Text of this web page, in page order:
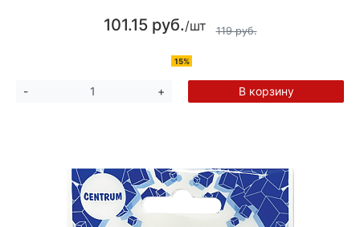
101.15 руб./шт 119 руб.
15%
- + В корзину